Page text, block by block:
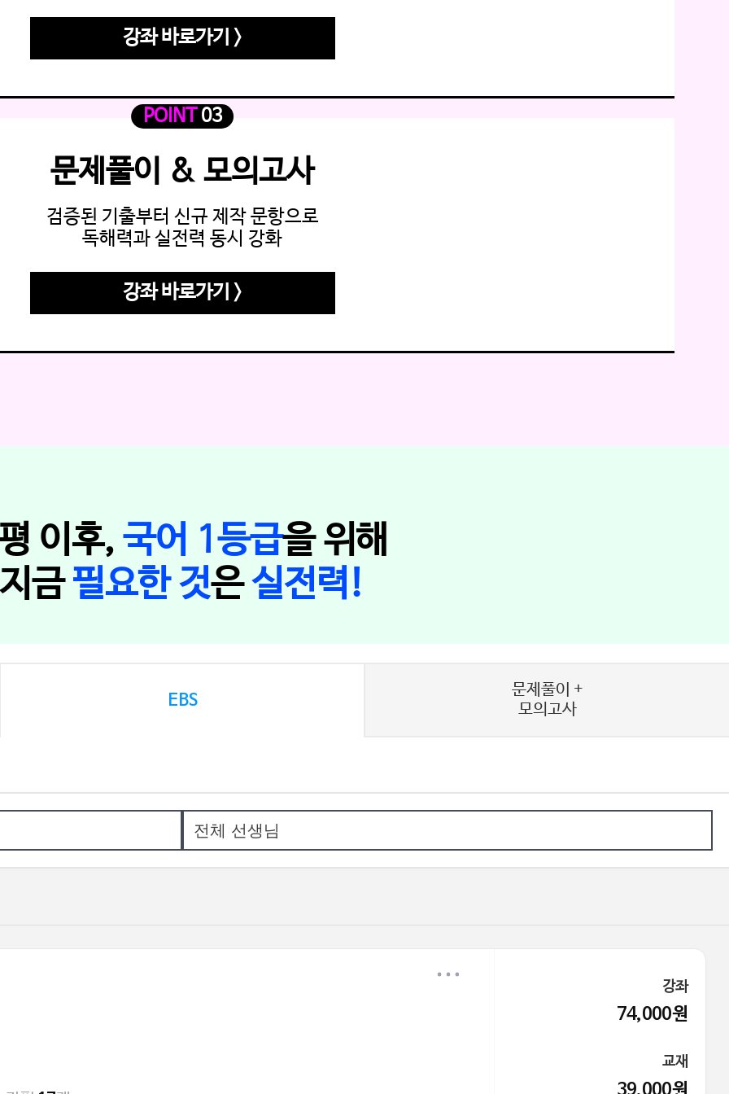
강좌 바로가기 >
POINT03
문제풀이 & 모의고사
검증된 기출부터 신규 제작 문항으로
독해력과 실전력 동시 강화
강좌 바로가기 >
이후, 국어 1등급을 위해
지금필요한 것은실전력!
EBS
문제풀이 +
모의고사
강좌
74,000원
교재
39,000원